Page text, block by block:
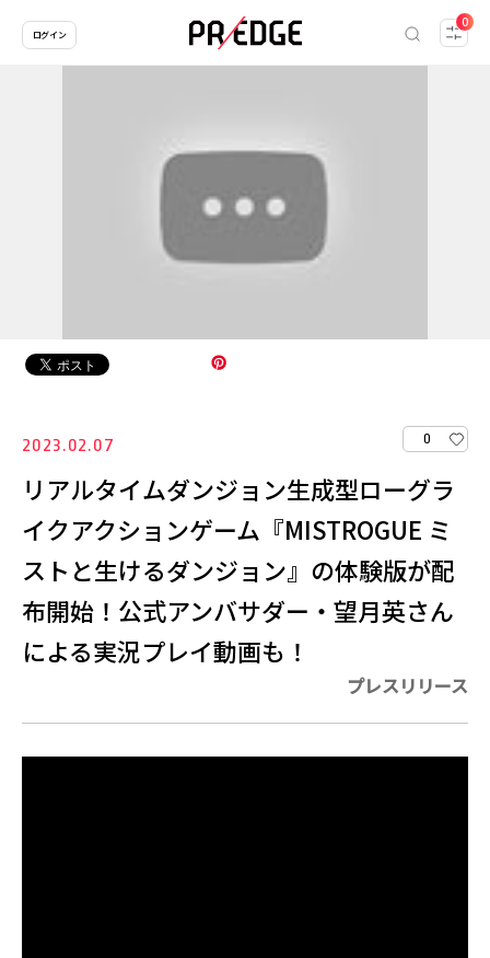
0
ログイン
2023.02.07 0
リアルタイムダンジョン生成型ローグラ
イクアクションゲーム『MISTROGUE ミ
ストと生けるダンジョン』の体験版が配
布開始！公式アンバサダー・望月英さん
による実況プレイ動画も！
プレスリリース